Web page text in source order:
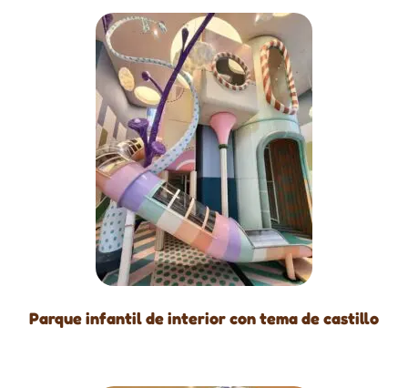
Parque infantil de interior con tema de castillo